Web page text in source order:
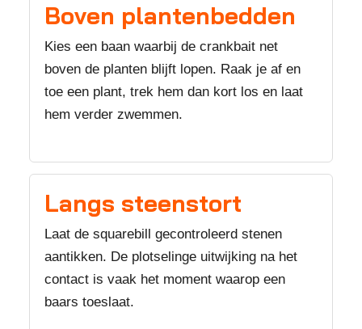
Boven plantenbedden
Kies een baan waarbij de crankbait net
boven de planten blijft lopen. Raak je af en
toe een plant, trek hem dan kort los en laat
hem verder zwemmen.
Langs steenstort
Laat de squarebill gecontroleerd stenen
aantikken. De plotselinge uitwijking na het
contact is vaak het moment waarop een
baars toeslaat.